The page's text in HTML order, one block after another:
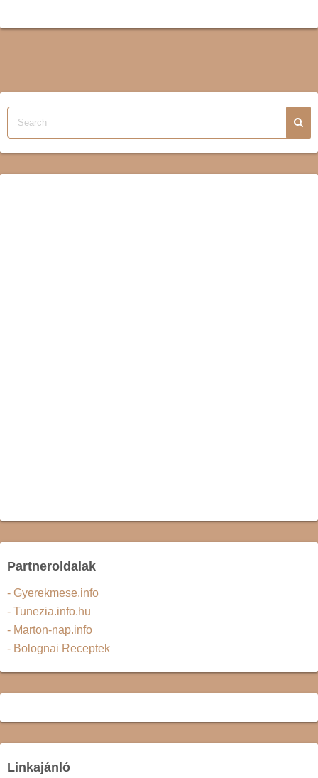
Partneroldalak
- Gyerekmese.info
- Tunezia.info.hu
- Marton-nap.info
- Bolognai Receptek
Linkajánló